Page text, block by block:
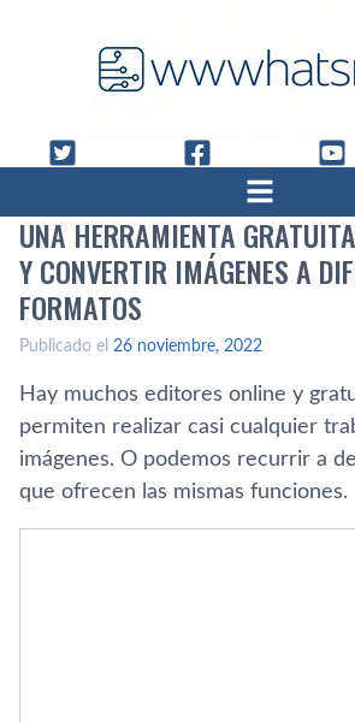
UNA HERRAMIENTA
Y CONVERTIR IMÁGENES A
FORMATOS
Publicado el 26 noviembre, 2022
Hay muchos editores online y
permiten realizar casi cualquier
imágenes. O podemos recurrir a
que ofrecen las mismas funciones.